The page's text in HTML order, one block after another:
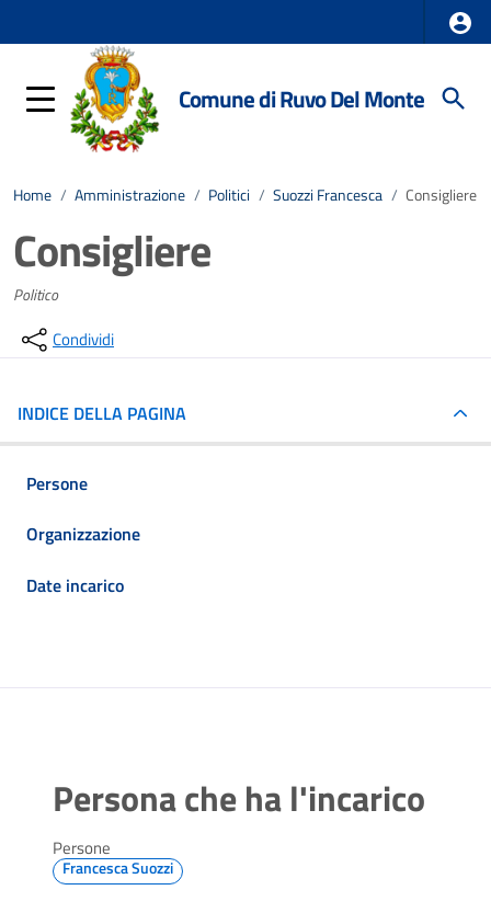
Comune di Ruvo Del Monte
Home / Amministrazione / Politici / Suozzi Francesca / Consigliere
Consigliere
Politico
Condividi
INDICE DELLA PAGINA
Persone
Organizzazione
Date incarico
Persona che ha l'incarico
Persone
Francesca Suozzi